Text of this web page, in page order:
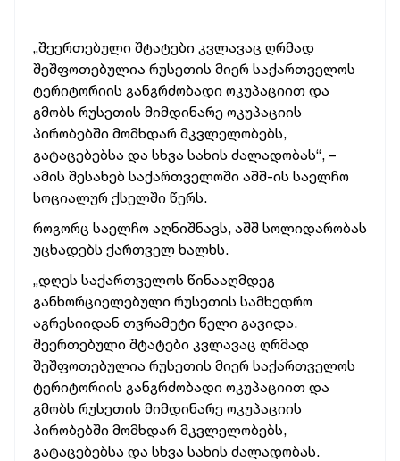
„შეერთებული შტატები კვლავაც ღრმად
შეშფოთებულია რუსეთის მიერ საქართველოს
ტერიტორიის განგრძობადი ოკუპაციით და
გმობს რუსეთის მიმდინარე ოკუპაციის
პირობებში მომხდარ მკვლელობებს,
გატაცებებსა და სხვა სახის ძალადობას“, –
ამის შესახებ საქართველოში აშშ-ის საელჩო
სოციალურ ქსელში წერს.
როგორც საელჩო აღნიშნავს, აშშ სოლიდარობას
უცხადებს ქართველ ხალხს.
„დღეს საქართველოს წინააღმდეგ
განხორციელებული რუსეთის სამხედრო
აგრესიიდან თვრამეტი წელი გავიდა.
შეერთებული შტატები კვლავაც ღრმად
შეშფოთებულია რუსეთის მიერ საქართველოს
ტერიტორიის განგრძობადი ოკუპაციით და
გმობს რუსეთის მიმდინარე ოკუპაციის
პირობებში მომხდარ მკვლელობებს,
გატაცებებსა და სხვა სახის ძალადობას.